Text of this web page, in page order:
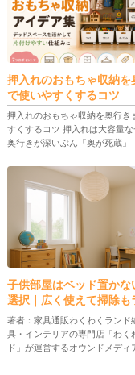
押入れのおもちゃ収納を
で使いやすくするコツ
押入れのおもちゃ収納を奥行き
すくするコツ 押入れは大容量な
奥行きが深いぶん「奥が死蔵」
は、押入れの段（上段・中段・
行き（手前・奥）を先に区切り
子供部屋はベッド置かな
選択｜広く使えて掃除も
長に合わせて柔軟に使う
ト術
著者：家具通販わくわくランド
具・インテリアの専門店「わく
ド」が運営するオウンドメディ